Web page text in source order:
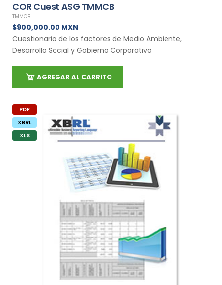
COR Cuest ASG TMMCB
TMMCB
$900,000.00 MXN
Cuestionario de los factores de Medio Ambiente,
Desarrollo Social y Gobierno Corporativo
AGREGAR AL CARRITO
PDF
XBRL
XLS